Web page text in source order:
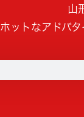
山
ホットなアドバ